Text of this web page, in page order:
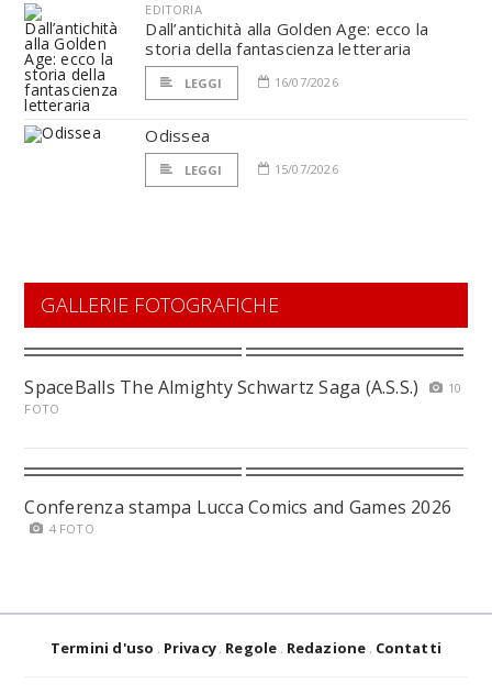
EDITORIA
Dall’antichità alla Golden Age: ecco la
storia della fantascienza letteraria
LEGGI 16/07/2026
Odissea
LEGGI 15/07/2026
GALLERIE FOTOGRAFICHE
SpaceBalls The Almighty Schwartz Saga (A.S.S.)
10
FOTO
Conferenza stampa Lucca Comics and Games 2026
4 FOTO
Termini d'uso Privacy Regole Redazione Contatti